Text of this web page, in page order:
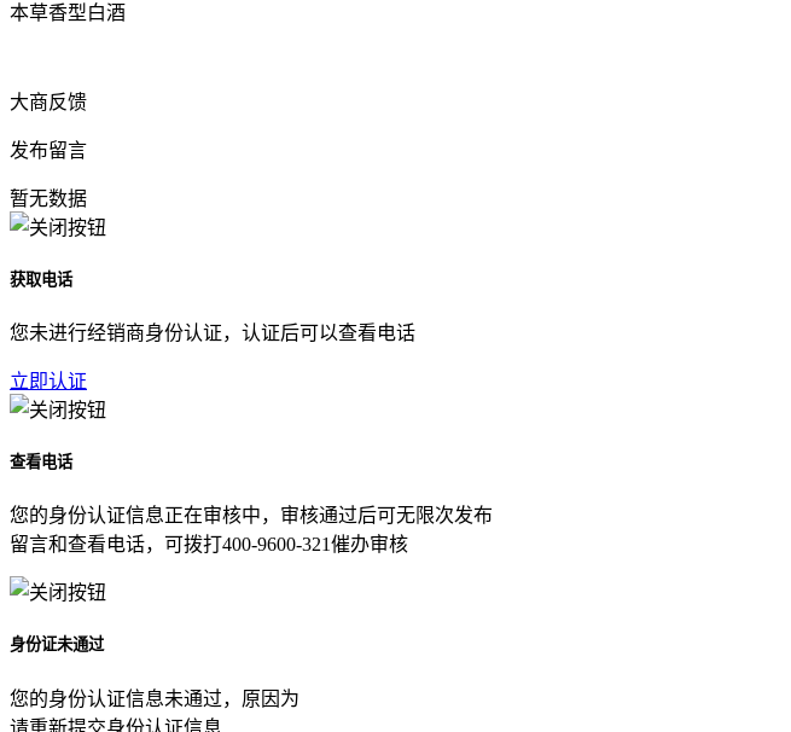
本草香型白酒
大商反馈
发布留言
暂无数据
获取电话
您未进行经销商身份认证，认证后可以查看电话
立即认证
查看电话
您的身份认证信息正在审核中，审核通过后可无限次发布
留言和查看电话，可拨打400-9600-321催办审核
身份证未通过
您的身份认证信息未通过，原因为
请重新提交身份认证信息